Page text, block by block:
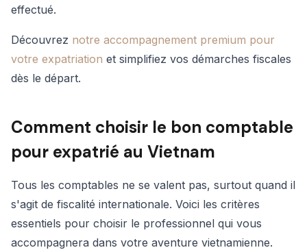
effectué.
Découvrez notre accompagnement premium pour
votre expatriation et simplifiez vos démarches fiscales
dès le départ.
Comment choisir le bon comptable
pour expatrié au Vietnam
Tous les comptables ne se valent pas, surtout quand il
s'agit de fiscalité internationale. Voici les critères
essentiels pour choisir le professionnel qui vous
accompagnera dans votre aventure vietnamienne.